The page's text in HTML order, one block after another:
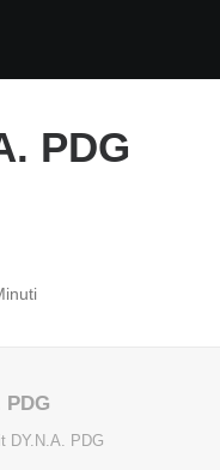
PDG
PDG
DY.N.A. PDG